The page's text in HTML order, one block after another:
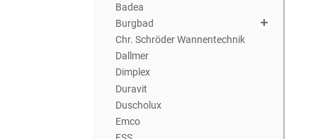
Badea
Burgbad
Chr. Schröder Wannentechnik
Dallmer
Dimplex
Duravit
Duscholux
Emco